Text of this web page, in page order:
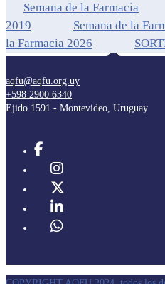
Semana de la Farmacia
2019
Semana de la
la Farmacia 2026
aqfu@aqfu.org.uy
+598 2900 6340
Ejido 1591 - Montevideo, Uruguay